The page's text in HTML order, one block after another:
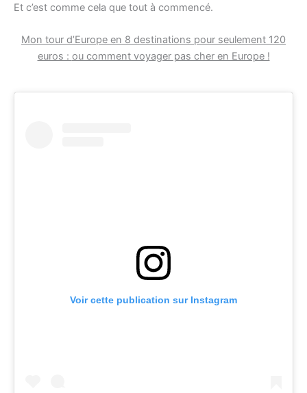
Et c’est comme cela que tout à commencé.
Mon tour d’Europe en 8 destinations pour seulement 120
euros : ou comment voyager pas cher en Europe !
Voir cette publication sur Instagram